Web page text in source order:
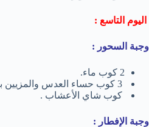
اليوم التاسع :
وجبة السحور :
2 كوب ماء.
كوب شاي الأعشاب .
وجبة الإفطار :